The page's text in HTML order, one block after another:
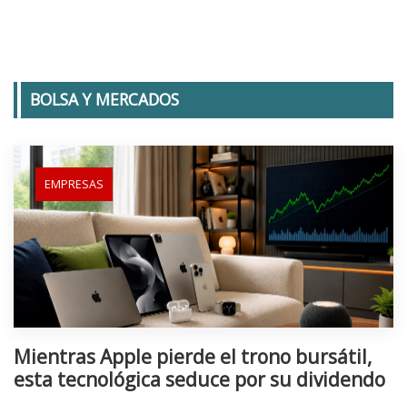
BOLSA Y MERCADOS
EMPRESAS
Mientras Apple pierde el trono bursátil,
esta tecnológica seduce por su dividendo